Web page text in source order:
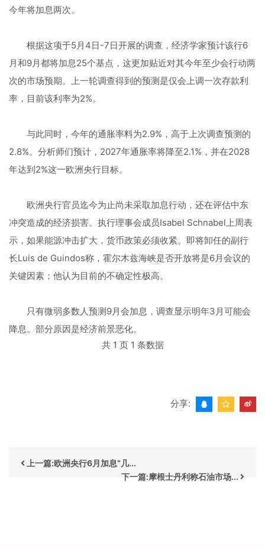
今年将加息两次。
根据这项于5月4日-7日开展的调查，经济学家预计该行6
月和9月都将加息25个基点，这更加贴近对其今年至少会行动两
次的市场预期。上一轮调查得到的预测是仅会上调一次存款利
率，目前该利率为2%。
与此同时，今年的通胀率料为2.9%，高于上次调查预测的
2.8%。分析师们预计，2027年通胀率将降至2.1%，并在2028
年达到2%这一欧洲央行目标。
欧洲央行官员迄今为止尚未采取加息行动，还在评估中东
冲突造成的经济损害。执行理事会成员Isabel Schnabel上周表
示，如果能源冲击扩大，货币政策必须收紧。即将卸任的副行
长Luis de Guindos称，霍尔木兹海峡是否开放将是6月会议的
关键因素；他认为目前的不确定性极高。
只有微弱多数人预测9月会加息，调查显示明年3月可能会
降息。部分原因是经济前景恶化。
共 1 页 1 条数据
分享:
上一篇:欧洲央行6月加息“几...
下一篇:摩根士丹利称石油市场...